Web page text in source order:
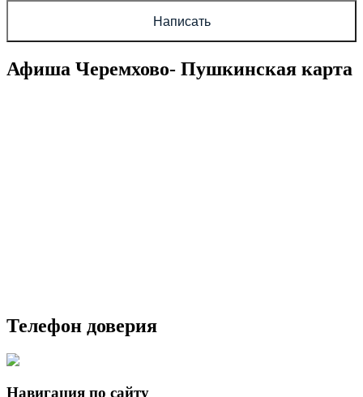
Написать
Афиша Черемхово- Пушкинская карта
Телефон доверия
Навигация по сайту